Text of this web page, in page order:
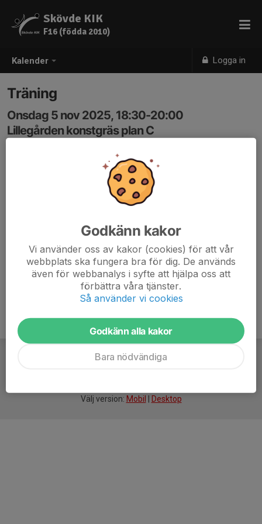
Kalender Logga in
Skövde KIK
F16 (födda 2010)
Träning
Onsdag 5 nov 2025, 18:30-20:00
Lillegården konstgräs plan C
Välj version: Mobil Desktop
Godkänn kakor
Vi använder oss av kakor (cookies) för att vår
webbplats ska fungera bra för dig. De används
även för webbanalys i syfte att hjälpa oss att
förbättra våra tjänster.
Så använder vi cookies
Godkänn alla kakor
Bara nödvändiga